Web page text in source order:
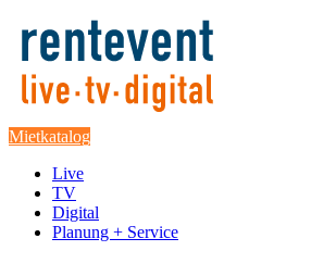
Mietkatalog
Live
TV
Digital
Planung + Service